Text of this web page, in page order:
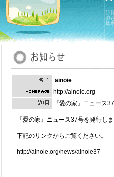
ainoie
http://ainoie.org
『愛の家』ニュース
『愛の家』ニュース37号を発行し
下記のリンクからご覧ください。
http://ainoie.org/news/ainoie37